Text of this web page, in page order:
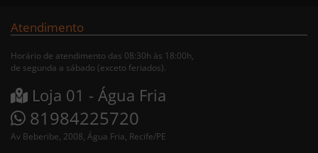
Atendimento
Horário de atendimento das 08:30h às 18:00h,
de segunda a sábado (exceto feriados).
Loja 01 - Água Fria
81984225720
Av Beberibe, 2008, Água Fria, Recife/PE